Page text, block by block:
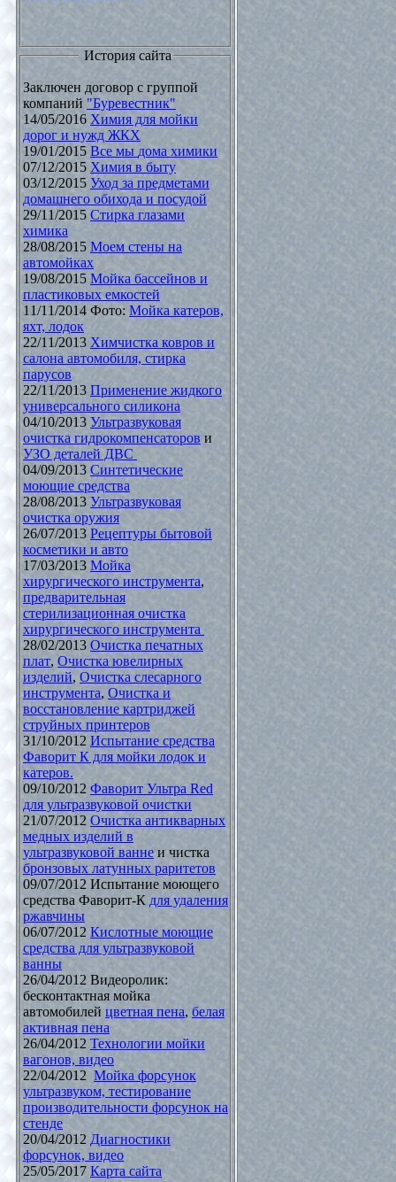
История сайта
Заключен договор с группой
компаний "Буревестник"
14/05/2016 Химия для мойки
дорог и нужд ЖКХ
19/01/2015
Все мы дома химики
07/12/2015 Химия в быту
03/12/2015 Уход за предметами
домашнего обихода и посудой
29/11/2015 Стирка глазами
химика
28/08/2015 Моем стены на
автомойках
19/08/2015 Мойка бассейнов и
пластиковых емкостей
11/11/2014 Фото: Мойка катеров,
яхт, лодок
22/11/2013 Химчистка ковров и
салона автомобиля, стирка
парусов
22/11/2013 Применение жидкого
универсального силикона
04/10/2013 Ультразвуковая
очистка гидрокомпенсаторов и
УЗО деталей ДВС
04/09/2013 Синтетические
моющие средства
28/08/2013 Ультразвуковая
очистка оружия
26/07/2013 Рецептуры бытовой
косметики и авто
17/03/2013 Мойка
хирургического инструмента,
предварительная
стерилизационная очистка
хирургического инструмента
28/02/2013 Очистка печатных
плат, Очистка ювелирных
изделий, Очистка слесарного
инструмента, Очистка и
восстановление картриджей
струйных принтеров
31/10/2012 Испытание средства
Фаворит К для мойки лодок и
катеров.
09/10/2012 Фаворит Ультра Red
для ультразвуковой очистки
21/07/2012 Очистка антикварных
медных изделий в
ультразвуковой ваннеи чистка
бронзовых латунных раритетов
09/07/2012 Испытание моющего
средства Фаворит-К для удаления
ржавчины
06/07/2012 Кислотные моющие
средства для ультразвуковой
ванны
26/04/2012 Видеоролик:
бесконтактная мойка
автомобилей цветная пена, белая
активная пена
26/04/2012 Технологии мойки
вагонов, видео
22/04/2012 Мойка форсунок
ультразвуком, тестирование
производительности форсунок на
стенде
20/04/2012 Диагностики
форсунок, видео
25/05/2017 Карта сайта